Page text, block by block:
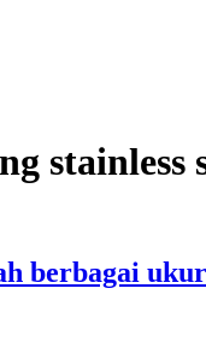
stainless